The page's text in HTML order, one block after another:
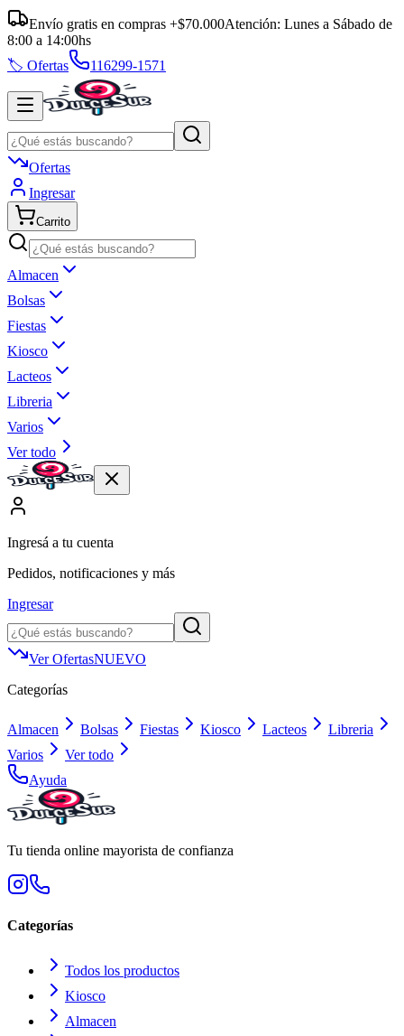
Envío gratis en compras +$70.000Atención: Lunes a Sábado de
8:00 a 14:00hs
🏷️ Ofertas
116299-1571
Ofertas
Ingresar
Carrito
Almacen
Bolsas
Fiestas
Kiosco
Lacteos
Libreria
Varios
Ver todo
Ingresá a tu cuenta
Pedidos, notificaciones y más
Ingresar
Ver OfertasNUEVO
Categorías
Almacen Bolsas Fiestas Kiosco Lacteos
Libreria
Varios
Ver todo
Ayuda
Tu tienda online mayorista de confianza
Categorías
Todos los productos
Kiosco
Almacen